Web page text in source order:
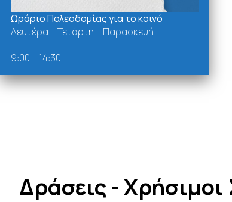
Δράσεις - Χρήσιμοι
Ωράριο Πολεοδομίας για το κοινό
Δευτέρα – Τετάρτη – Παρασκευή
9:00 – 14:30